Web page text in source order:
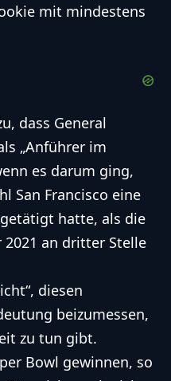
mit mindestens
dass General
„Anführer im
es darum ging,
San Francisco eine
hatte, als die
2021 an dritter Stelle
diesen
beizumessen,
zu tun gibt.
Bowl gewinnen, so